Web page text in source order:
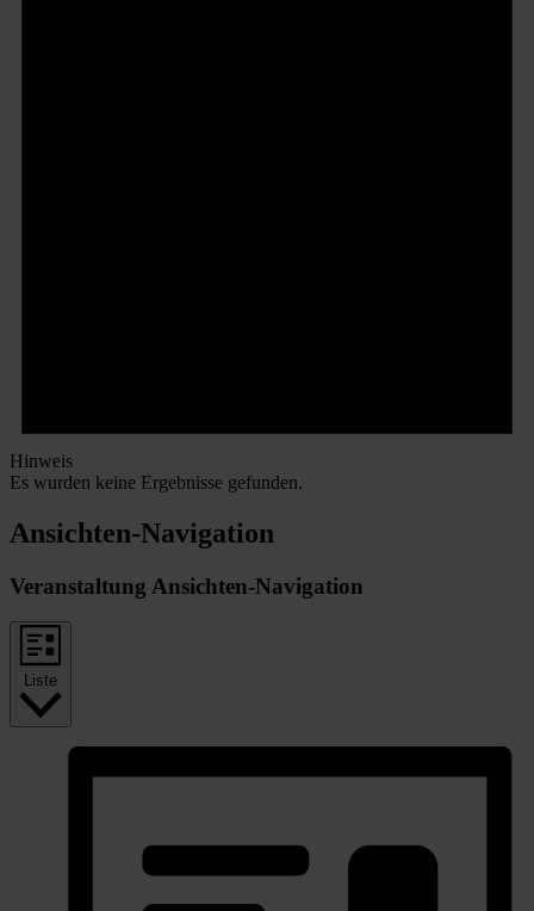
Hinweis
Es wurden keine Ergebnisse gefunden.
Ansichten-Navigation
Veranstaltung Ansichten-Navigation
Liste